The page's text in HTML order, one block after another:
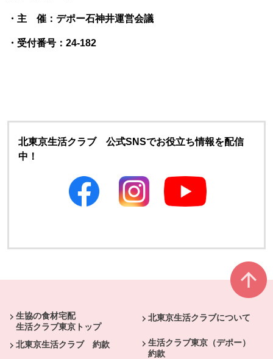
・主 催：デポー石神井運営会議
・受付番号：24-182
北東京生活クラブ 公式SNSでお役立ち情報を配信
中！
生協の食材宅配
生活クラブ東京トップ
北東京生活クラブについて
北東京生活クラブ 約款
生活クラブ東京（デポー）
約款